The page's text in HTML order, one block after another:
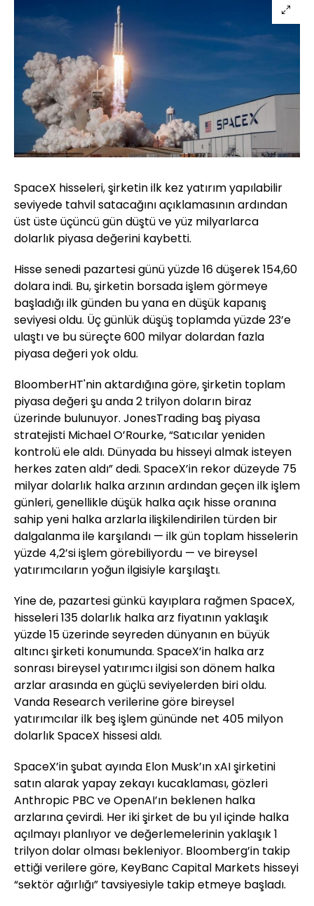
SpaceX hisseleri, şirketin ilk kez yatırım yapılabilir
seviyede tahvil satacağını açıklamasının ardından
üst üste üçüncü gün düştü ve yüz milyarlarca
dolarlık piyasa değerini kaybetti.
Hisse senedi pazartesi günü yüzde 16 düşerek 154,60
dolara indi. Bu, şirketin borsada işlem görmeye
başladığı ilk günden bu yana en düşük kapanış
seviyesi oldu. Üç günlük düşüş toplamda yüzde 23’e
ulaştı ve bu süreçte 600 milyar dolardan fazla
piyasa değeri yok oldu.
BloomberHT'nin aktardığına göre, şirketin toplam
piyasa değeri şu anda 2 trilyon doların biraz
üzerinde bulunuyor. JonesTrading baş piyasa
stratejisti Michael O’Rourke, “Satıcılar yeniden
kontrolü ele aldı. Dünyada bu hisseyi almak isteyen
herkes zaten aldı” dedi. SpaceX’in rekor düzeyde 75
milyar dolarlık halka arzının ardından geçen ilk işlem
günleri, genellikle düşük halka açık hisse oranına
sahip yeni halka arzlarla ilişkilendirilen türden bir
dalgalanma ile karşılandı — ilk gün toplam hisselerin
yüzde 4,2’si işlem görebiliyordu — ve bireysel
yatırımcıların yoğun ilgisiyle karşılaştı.
Yine de, pazartesi günkü kayıplara rağmen SpaceX,
hisseleri 135 dolarlık halka arz fiyatının yaklaşık
yüzde 15 üzerinde seyreden dünyanın en büyük
altıncı şirketi konumunda. SpaceX’in halka arz
sonrası bireysel yatırımcı ilgisi son dönem halka
arzlar arasında en güçlü seviyelerden biri oldu.
Vanda Research verilerine göre bireysel
yatırımcılar ilk beş işlem gününde net 405 milyon
dolarlık SpaceX hissesi aldı.
SpaceX’in şubat ayında Elon Musk’ın xAI şirketini
satın alarak yapay zekayı kucaklaması, gözleri
Anthropic PBC ve OpenAI’ın beklenen halka
arzlarına çevirdi. Her iki şirket de bu yıl içinde halka
açılmayı planlıyor ve değerlemelerinin yaklaşık 1
trilyon dolar olması bekleniyor. Bloomberg’in takip
ettiği verilere göre, KeyBanc Capital Markets hisseyi
“sektör ağırlığı” tavsiyesiyle takip etmeye başladı.